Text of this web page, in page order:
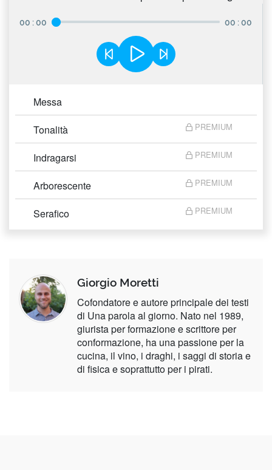
00 :00 00 :00
Messa
Tonalità
PREMIUM
Indragarsi PREMIUM
Arborescente PREMIUM
Serafico PREMIUM
Giorgio Moretti
Cofondatore e autore principale dei testi
di Una parola al giorno. Nato nel 1989,
giurista per formazione e scrittore per
conformazione, ha una passione per la
cucina, il vino, i draghi, i saggi di storia e
di fisica e soprattutto per i pirati.